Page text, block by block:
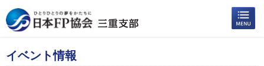
イベント情報